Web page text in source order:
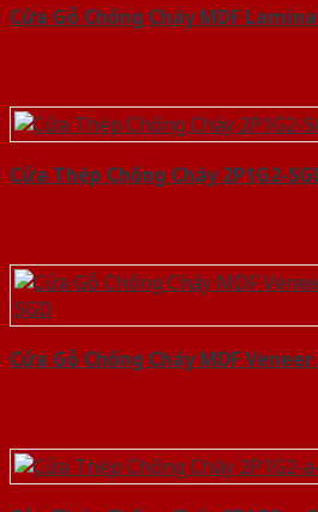
Cửa Gỗ Chống Cháy MDF
Cửa Thép Chống Cháy 2P1G2-
Cửa Gỗ Chống Cháy MDF